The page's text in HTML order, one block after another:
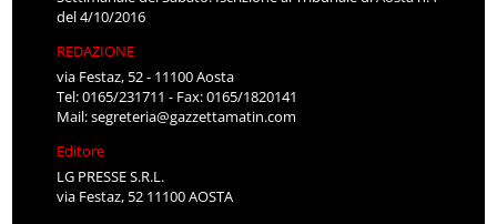
del 4/10/2016
REDAZIONE
via Festaz, 52 - 11100 Aosta
Tel: 0165/231711 - Fax: 0165/1820141
Mail:segreteria@gazzettamatin.com
Editore
LG PRESSE S.R.L.
via Festaz, 52 11100 AOSTA